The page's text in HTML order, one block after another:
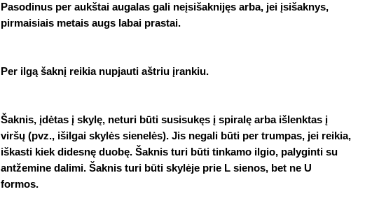
Pasodinus per aukštai augalas gali neįsišaknijęs arba, jei įsišaknys,
pirmaisiais metais augs labai prastai.
Per ilgą šaknį reikia nupjauti aštriu įrankiu.
Šaknis, įdėtas į skylę, neturi būti susisukęs į spiralę arba išlenktas į
viršų (pvz., išilgai skylės sienelės). Jis negali būti per trumpas, jei reikia,
iškasti kiek didesnę duobę. Šaknis turi būti tinkamo ilgio, palyginti su
antžemine dalimi. Šaknis turi būti skylėje prie L sienos, bet ne U
formos.